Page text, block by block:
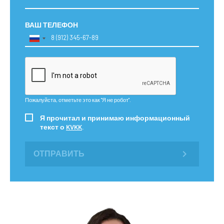
ВАШ ТЕЛЕФОН
Пожалуйста, отметьте это как "Я не робот".
Я прочитал и принимаю информационный
текст о KVKK.
ОТПРАВИТЬ